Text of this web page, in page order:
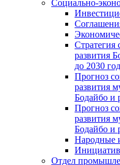
Социально-
Стратегия
развития
до 2030
Прогноз
развития
Бодайбо и
Прогноз
развития
Бодайбо и
Народные
Отдел